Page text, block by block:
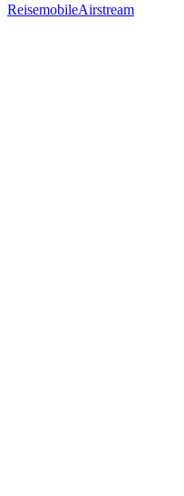
ReisemobileAirstream